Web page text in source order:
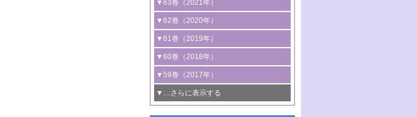
B号 第137回触媒討論会（2026年）
3号 オレフィン系樹脂の精密合成に関す
る最新技術
4号 アルコール類の効率的変換を実現す
る非貴金属触媒の研究動向
5号 ゼオライトの合成と応用における研
究動向
6号 ヘテロ接合界面
3号 未踏分子変換を目指した酸化触媒プ
ロセスの最前線
4号 シンクロトロン放射光および中性子
線を利用した触媒解析技術の最先端
5号 単原子触媒
6号 参照触媒委員会からのお知らせ
B号 第133回触媒討論会（2023年）
ための触媒技術
3号 非酸化物系金属化合物を基盤とした
触媒材料の開発
4号 格子酸素・格子酸素欠陥を利用した
触媒反応
5号 生体触媒によるエネルギー変換反応
6号 窒素とリンの循環のための触媒・機
1号 合成ガス製造とCOを用いるケミカル
ズ合成の最新動向
2号 化学品合成のための合金触媒開発
3号 CO の排出削減および有効活用のた
めの触媒技術
4号 若手による情報発信企画～とびたて
若き触媒の研究者たち～（1）
▼63巻（2021年）
1号 金触媒の新展開
2号 ペロブスカイト
3号 特殊反応場を利用した触媒的分子変
換反応
4号 多孔質材料を用いた触媒の新展開
5号 情報学的手法を用いた触媒開発
▼62巻（2020年）
1号 触媒設計を拓く欠陥構造のキャラク
タリゼーション
2号 機能化学品製造に資するクリーンな
触媒的酸化反応
3号 水処理のための触媒化学
4号 光触媒を用いた水分解の最新の研究
▼61巻（2019年）
1号 物質移動制御に着目した触媒プロセ
ス開発
2号 CO2 フリー水素サプライチェーンに
関わる触媒開発動向
▼60巻（2018年）
1号 固体酸触媒の最新の研究動向
2号 二酸化炭素からの有用化学品合成
3号 ナノ粒子・クラスター触媒の最前線
▼59巻（2017年）
1号 いたるところに，触媒
▼…さらに表示する